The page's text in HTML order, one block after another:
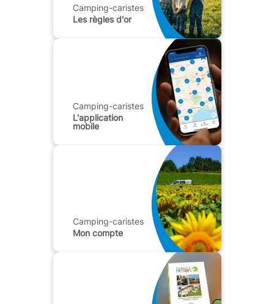
Camping-caristes
Les règles d'or
Camping-caristes
L'application
mobile
Camping-caristes
Mon compte